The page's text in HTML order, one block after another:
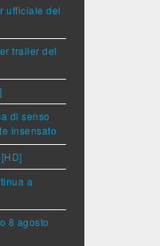
ufficiale del
trailer del
di senso
insensato
a
8 agosto